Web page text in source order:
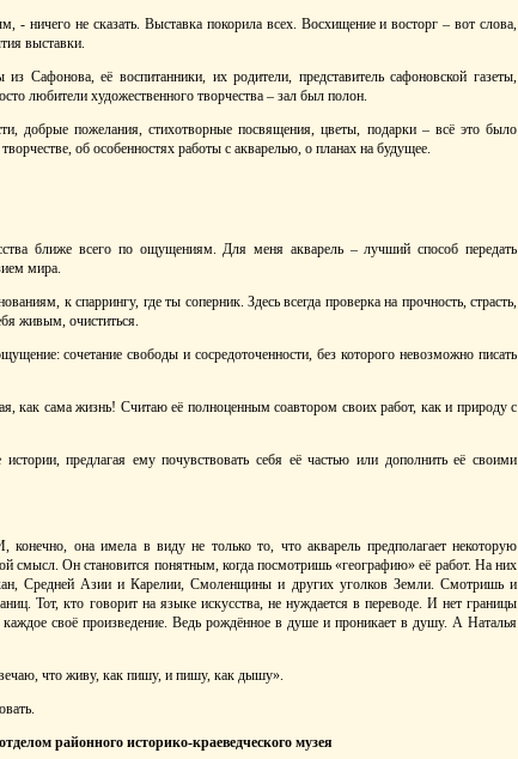
- ничего не сказать. Выставка покорила всех. Восхищение и восторг – вот слова,
выставки.
Сафонова, её воспитанники, их родители, представитель сафоновской газеты,
любители художественного творчества – зал был полон.
добрые пожелания, стихотворные посвящения, цветы, подарки – всё это было
об особенностях работы с акварелью, о планах на будущее.
ближе всего по ощущениям. Для меня акварель – лучший способ передать
мира.
к спаррингу, где ты соперник. Здесь всегда проверка на прочность, страсть,
живым, очиститься.
сочетание свободы и сосредоточенности, без которого невозможно писать
как сама жизнь! Считаю её полноценным соавтором своих работ, как и природу с
предлагая ему почувствовать себя её частью или дополнить её своими
она имела в виду не только то, что акварель предполагает некоторую
смысл. Он становится понятным, когда посмотришь «географию» её работ. На них
Средней Азии и Карелии, Смоленщины и других уголков Земли. Смотришь и
Тот, кто говорит на языке искусства, не нуждается в переводе. И нет границы
своё произведение. Ведь рождённое в душе и проникает в душу. А Наталья
что живу, как пишу, и пишу, как дышу».
отделом районного историко-краеведческого музея